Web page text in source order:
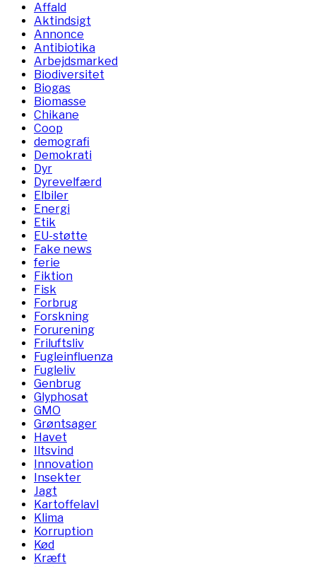
Affald
Aktindsigt
Annonce
Antibiotika
Arbejdsmarked
Biodiversitet
Biogas
Biomasse
Chikane
Coop
demografi
Demokrati
Dyr
Dyrevelfærd
Elbiler
Energi
Etik
EU-støtte
Fake news
ferie
Fiktion
Fisk
Forbrug
Forskning
Forurening
Friluftsliv
Fugleinfluenza
Fugleliv
Genbrug
Glyphosat
GMO
Grøntsager
Havet
Iltsvind
Innovation
Insekter
Jagt
Kartoffelavl
Klima
Korruption
Kød
Kræft